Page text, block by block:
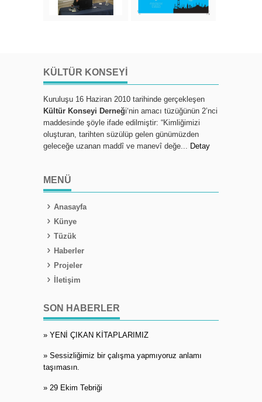
KÜLTÜR KONSEYI
Kuruluşu 16 Haziran 2010 tarihinde gerçekleşen
Kültür Konseyi Derneği‘nin amacı tüzüğünün 2’nci
maddesinde şöyle ifade edilmiştir: “Kimliğimizi
oluşturan, tarihten süzülüp gelen günümüzden
geleceğe uzanan maddî ve manevî değe... Detay
MENÜ
Anasayfa
Künye
Tüzük
Haberler
Projeler
İletişim
SON HABERLER
» YENİ ÇIKAN KİTAPLARIMIZ
» Sessizliğimiz bir çalışma yapmıyoruz anlamı
taşımasın.
» 29 Ekim Tebriği